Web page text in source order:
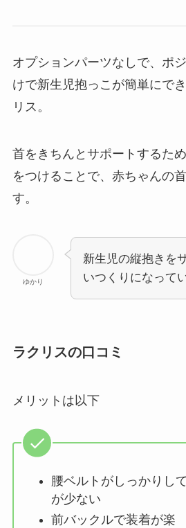
オプションパーツなしで、ポ
けで新生児抱っこが簡単にで
リス。
首をきちんとサポートするた
をつけることで、赤ちゃんの
す。
ゆかり
新生児の縦抱きを
いつくりになって
ラクリスの口コミ
メリットは以下
腰ベルトがしっかりし
が少ない
前バックルで装着が楽